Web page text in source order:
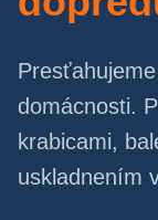
domácnosti.
krabicami,
uskladnením